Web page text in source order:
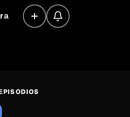
y misterioso que está sumido
A jura protegerlo y cuidarlo.